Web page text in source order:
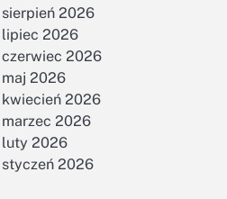
sierpień 2026
lipiec 2026
czerwiec 2026
maj 2026
kwiecień 2026
marzec 2026
luty 2026
styczeń 2026